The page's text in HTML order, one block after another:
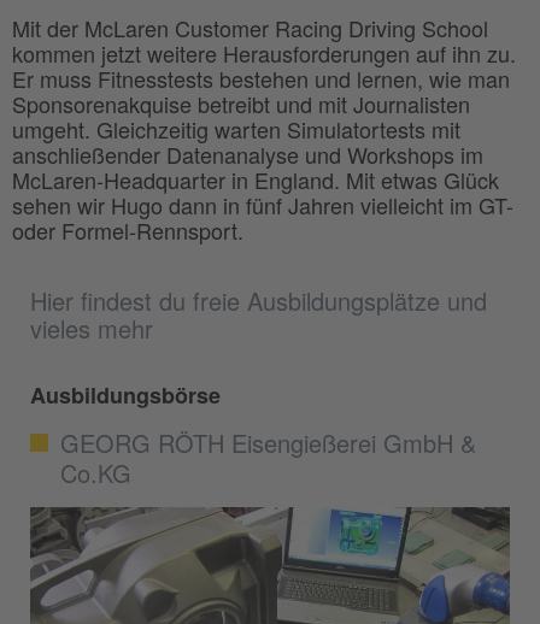
Hier findest du freie Ausbildungsplätze und
vieles mehr
Ausbildungsbörse
GEORG RÖTH Eisengießerei GmbH &
Co.KG
Mit der McLaren Customer Racing Driving School
kommen jetzt weitere Herausforderungen auf ihn zu.
Er muss Fitnesstests bestehen und lernen, wie man
Sponsorenakquise betreibt und mit Journalisten
umgeht. Gleichzeitig warten Simulatortests mit
anschließender Datenanalyse und Workshops im
McLaren-Headquarter in England. Mit etwas Glück
sehen wir Hugo dann in fünf Jahren vielleicht im GT-
oder Formel-Rennsport.